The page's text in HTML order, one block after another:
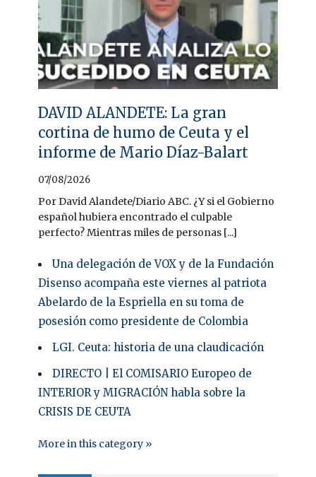
DAVID ALANDETE: La gran
cortina de humo de Ceuta y el
informe de Mario Díaz-Balart
07/08/2026
Por David Alandete/Diario ABC. ¿Y si el Gobierno
español hubiera encontrado el culpable
perfecto? Mientras miles de personas [...]
Una delegación de VOX y de la Fundación
Disenso acompaña este viernes al patriota
Abelardo de la Espriella en su toma de
posesión como presidente de Colombia
LGI. Ceuta: historia de una claudicación
DIRECTO | El COMISARIO Europeo de
INTERIOR y MIGRACIÓN habla sobre la
CRISIS DE CEUTA
More in this category »